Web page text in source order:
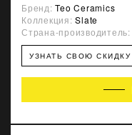
Бренд:Teo Ceramics
Коллекция:Slate
Страна-производитель:
УЗНАТЬ СВОЮ СКИДКУ